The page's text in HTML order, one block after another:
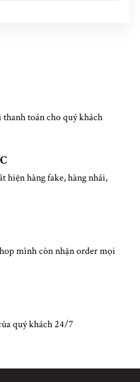
toán cho quý khách
hiện hàng fake, hàng nhái,
mình còn nhận order mọi
quý khách 24/7